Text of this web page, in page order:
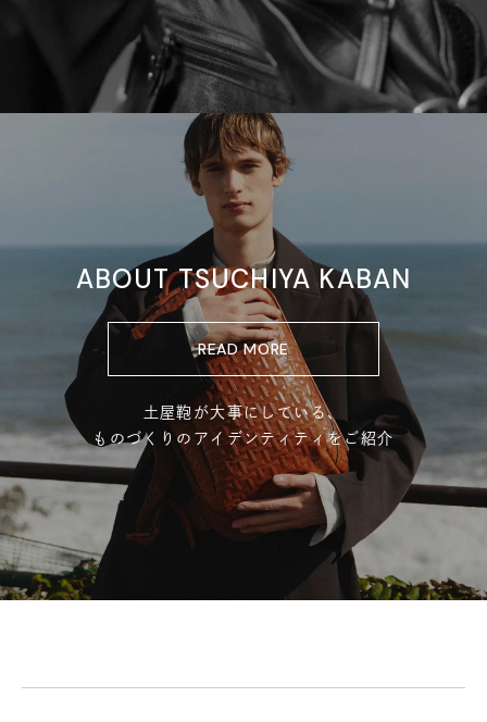
ABOUT TSUCHIYA KABAN
READ MORE
土屋鞄が大事にしている、
ものづくりのアイデンティティをご紹介